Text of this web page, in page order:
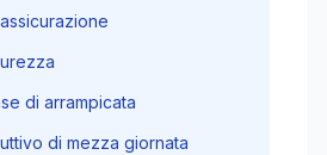
di arrampicata
di mezza giornata